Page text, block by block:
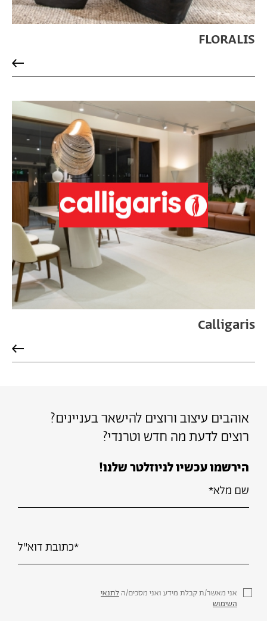
FLORALIS
Calligaris
אוהבים עיצוב ורוצים להישאר בעניינים?
רוצים לדעת מה חדש וטרנדי?
הירשמו עכשיו לניוזלטר שלנו!
אני מאשר/ת קבלת מידע ואני מסכים/הלתנאי
השימוש